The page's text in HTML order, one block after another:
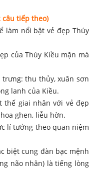
câu tiếp theo)
làm nổi bật vẻ đẹp Thúy
của Thúy Kiều mặn mà
thu thủy, xuân sơn
lanh của Kiều.
giai nhân với vẻ đẹp
ghen, liễu hờn.
lí tưởng theo quan niệm
biệt cung đàn bạc mệnh
não nhân) là tiếng lòng